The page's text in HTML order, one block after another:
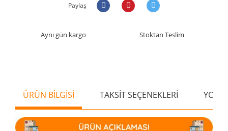
Paylaş
Aynı gün kargo Stoktan Teslim
ÜRÜN BİLGİSİ TAKSİT SEÇENEKLERİ